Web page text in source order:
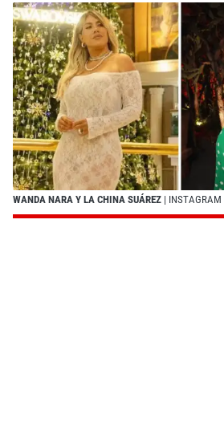
WANDA NARA Y LA CHINA SUÁREZ | INSTAGRAM